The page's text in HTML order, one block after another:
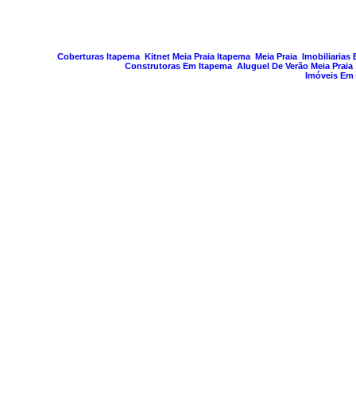
Imobiliarias
Meia Praia
Kitnet Meia Praia Itapema
Coberturas Itapema
Aluguel De Verão Meia Praia
Construtoras Em Itapema
Imóveis Em